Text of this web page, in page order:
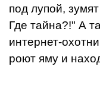
под лупой,
Где тайна?!" А
интернет-
роют яму и